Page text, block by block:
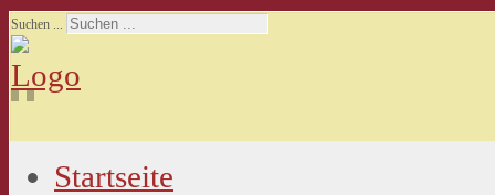
Suchen ...
Startseite